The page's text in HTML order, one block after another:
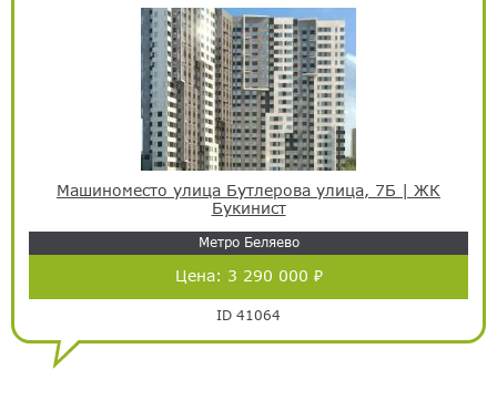
Машиноместо улица Бутлерова улица, 7Б | ЖК
Букинист
Метро Беляево
Цена: 3 290 000 ₽
ID 41064